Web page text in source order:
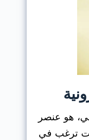
هو عنصر
ترغب في